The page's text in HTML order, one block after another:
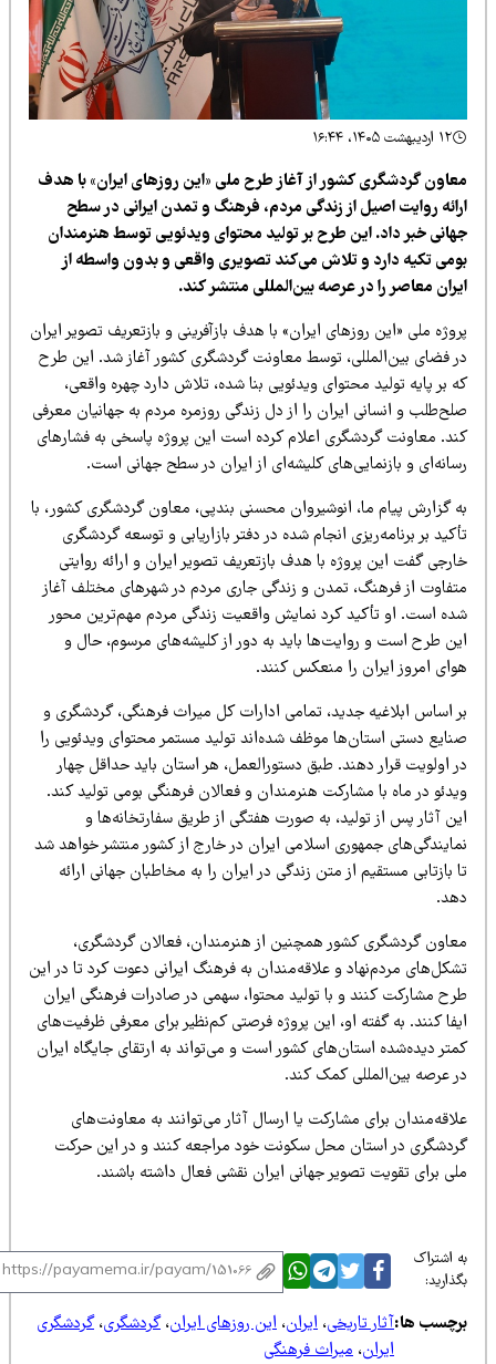
گردشگری کشور از آغاز طرح ملی «این روزهای ایران» با هدف
روایت اصیل از زندگی مردم، فرهنگ و تمدن ایرانی در سطح
خبر داد. این طرح بر تولید محتوای ویدئویی توسط هنرمندان
تکیه دارد و تلاش می‌کند تصویری واقعی و بدون واسطه از
معاصر را در عرصه بین‌المللی منتشر کند.
ملی «این روزهای ایران» با هدف بازآفرینی و بازتعریف تصویر ایران
فضای بین‌المللی، توسط معاونت گردشگری کشور آغاز شد. این طرح
بر پایه تولید محتوای ویدئویی بنا شده، تلاش دارد چهره واقعی،
و انسانی ایران را از دل زندگی روزمره مردم به جهانیان معرفی
معاونت گردشگری اعلام کرده است این پروژه پاسخی به فشارهای
و بازنمایی‌های کلیشه‌ای از ایران در سطح جهانی است.
گزارش پیام ما، انوشیروان محسنی بندپی، معاون گردشگری کشور، با
بر برنامه‌ریزی انجام شده در دفتر بازاریابی و توسعه گردشگری
گفت این پروژه با هدف بازتعریف تصویر ایران و ارائه روایتی
از فرهنگ، تمدن و زندگی جاری مردم در شهرهای مختلف آغاز
است. او تأکید کرد نمایش واقعیت زندگی مردم مهم‌ترین محور
طرح است و روایت‌ها باید به دور از کلیشه‌های مرسوم، حال و
امروز ایران را منعکس کنند.
اساس ابلاغیه جدید، تمامی ادارات کل میراث فرهنگی، گردشگری و
دستی استان‌ها موظف شده‌اند تولید مستمر محتوای ویدئویی را
اولویت قرار دهند. طبق دستورالعمل، هر استان باید حداقل چهار
در ماه با مشارکت هنرمندان و فعالان فرهنگی بومی تولید کند.
آثار پس از تولید، به صورت هفتگی از طریق سفارتخانه‌ها و
جمهوری اسلامی ایران در خارج از کشور منتشر خواهد شد
بازتابی مستقیم از متن زندگی در ایران را به مخاطبان جهانی ارائه
گردشگری کشور همچنین از هنرمندان، فعالان گردشگری،
مردم‌نهاد و علاقه‌مندان به فرهنگ ایرانی دعوت کرد تا در این
مشارکت کنند و با تولید محتوا، سهمی در صادرات فرهنگی ایران
کنند. به گفته او، این پروژه فرصتی کم‌نظیر برای معرفی ظرفیت‌های
دیده‌شده استان‌های کشور است و می‌تواند به ارتقای جایگاه ایران
عرصه بین‌المللی کمک کند.
برای مشارکت یا ارسال آثار می‌توانند به معاونت‌های
در استان محل سکونت خود مراجعه کنند و در این حرکت
برای تقویت تصویر جهانی ایران نقشی فعال داشته باشند.
اشتراک
ها:آثار تاریخی،ایران ،این روزهای ایران،گردشگری،گردشگری
،میراث فرهنگی